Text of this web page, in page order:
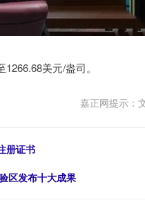
美元/盎司。
嘉正网提示：
册证书
区发布十大成果